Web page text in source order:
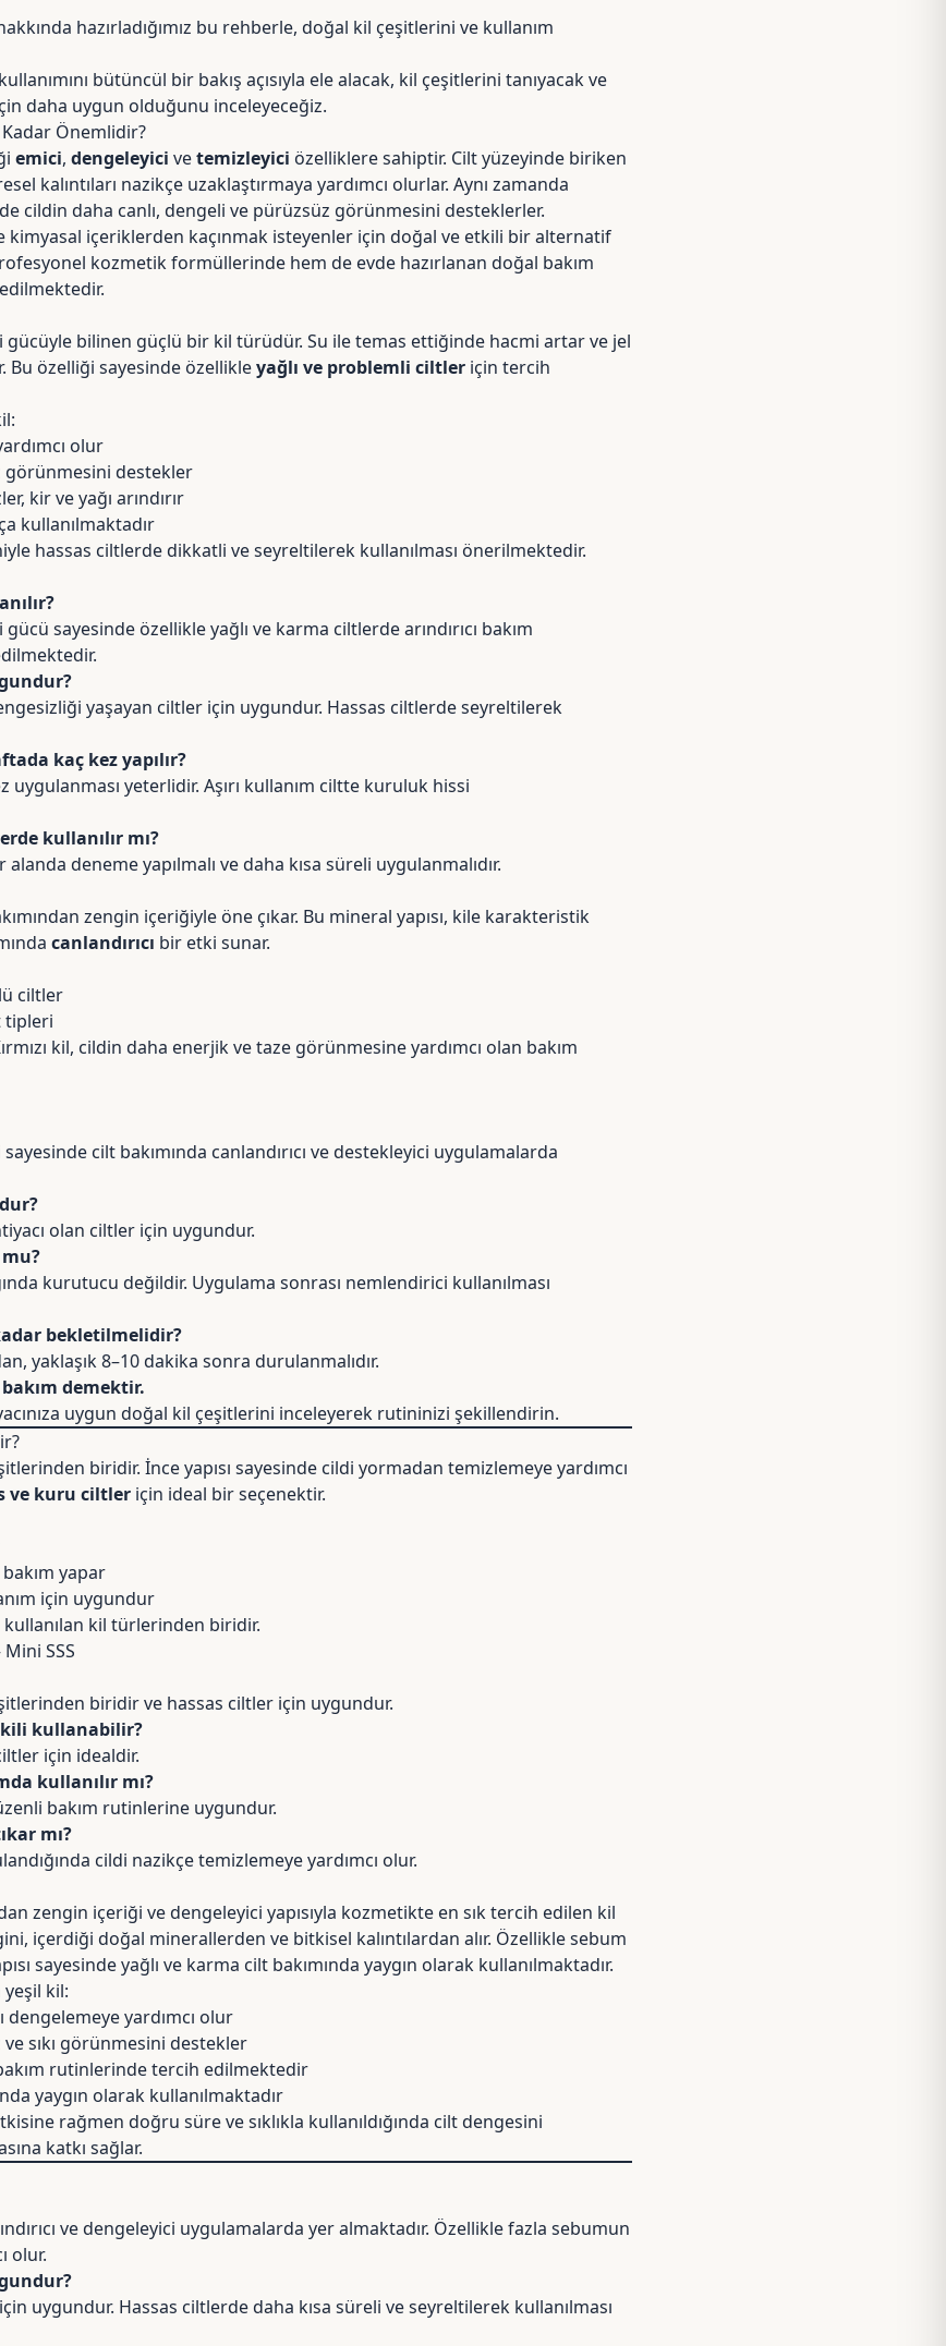
hazırladığımız bu rehberle, doğal kil çeşitlerini ve kullanım
bütüncül bir bakış açısıyla ele alacak, kil çeşitlerini tanıyacak ve
daha uygun olduğunu inceleyeceğiz.
Önemlidir?
emici, dengeleyici vetemizleyici özelliklere sahiptir. Cilt yüzeyinde biriken
kalıntıları nazikçe uzaklaştırmaya yardımcı olurlar. Aynı zamanda
cildin daha canlı, dengeli ve pürüzsüz görünmesini desteklerler.
kimyasal içeriklerden kaçınmak isteyenler için doğal ve etkili bir alternatif
kozmetik formüllerinde hem de evde hazırlanan doğal bakım
gücüyle bilinen güçlü bir kil türüdür. Su ile temas ettiğinde hacmi artar ve jel
Bu özelliği sayesinde özellikleyağlı ve problemli ciltler için tercih
olur
görünmesini destekler
kir ve yağı arındırır
kullanılmaktadır
hassas ciltlerde dikkatli ve seyreltilerek kullanılması önerilmektedir.
sayesinde özellikle yağlı ve karma ciltlerde arındırıcı bakım
yaşayan ciltler için uygundur. Hassas ciltlerde seyreltilerek
kaç kez yapılır?
uygulanması yeterlidir. Aşırı kullanım ciltte kuruluk hissi
kullanılır mı?
deneme yapılmalı ve daha kısa süreli uygulanmalıdır.
zengin içeriğiyle öne çıkar. Bu mineral yapısı, kile karakteristik
canlandırıcı bir etki sunar.
ciltler
tipleri
kil, cildin daha enerjik ve taze görünmesine yardımcı olan bakım
sayesinde cilt bakımında canlandırıcı ve destekleyici uygulamalarda
olan ciltler için uygundur.
kurutucu değildir. Uygulama sonrası nemlendirici kullanılması
bekletilmelidir?
yaklaşık 8–10 dakika sonra durulanmalıdır.
demektir.
uygun doğal kil çeşitlerini inceleyerek rutininizi şekillendirin.
biridir. İnce yapısı sayesinde cildi yormadan temizlemeye yardımcı
ve kuru ciltler için ideal bir seçenektir.
yapar
için uygundur
kil türlerinden biridir.
Mini SSS
biridir ve hassas ciltler için uygundur.
kullanabilir?
için idealdir.
kullanılır mı?
bakım rutinlerine uygundur.
mı?
cildi nazikçe temizlemeye yardımcı olur.
zengin içeriği ve dengeleyici yapısıyla kozmetikte en sık tercih edilen kil
içerdiği doğal minerallerden ve bitkisel kalıntılardan alır. Özellikle sebum
sayesinde yağlı ve karma cilt bakımında yaygın olarak kullanılmaktadır.
kil:
dengelemeye yardımcı olur
sıkı görünmesini destekler
bakım rutinlerinde tercih edilmektedir
yaygın olarak kullanılmaktadır
rağmen doğru süre ve sıklıkla kullanıldığında cilt dengesini
katkı sağlar.
ve dengeleyici uygulamalarda yer almaktadır. Özellikle fazla sebumun
olur.
uygundur. Hassas ciltlerde daha kısa süreli ve seyreltilerek kullanılması